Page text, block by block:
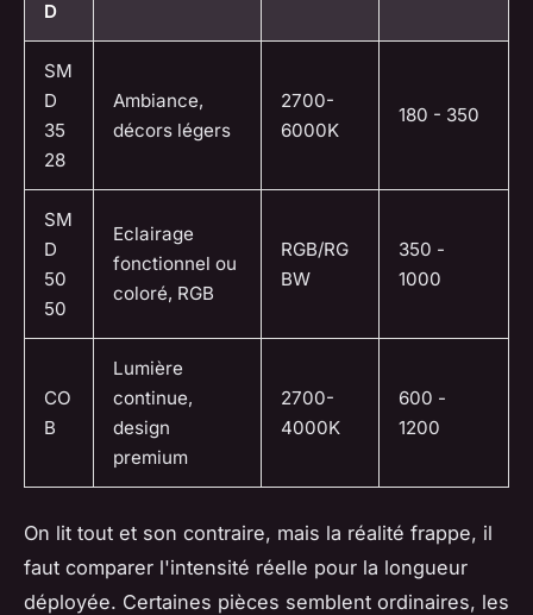
D
SM
D
35
28
Ambiance,
décors légers
2700-
6000K
180 - 350
SM
D
50
50
Eclairage
fonctionnel ou
coloré, RGB
RGB/RG
BW
350 -
1000
CO
B
Lumière
continue,
design
premium
2700-
4000K
600 -
1200
On lit tout et son contraire, mais la réalité frappe, il
faut comparer l'intensité réelle pour la longueur
déployée. Certaines pièces semblent ordinaires, les